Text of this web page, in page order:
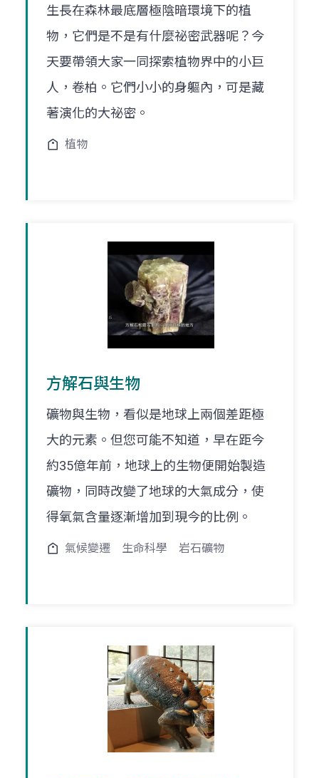
生長在森林最底層極陰暗環境下的植
物，它們是不是有什麼祕密武器呢？今
天要帶領大家一同探索植物界中的小巨
人，卷柏。它們小小的身軀內，可是藏
著演化的大祕密。
植物
方解石與生物
礦物與生物，看似是地球上兩個差距極
大的元素。但您可能不知道，早在距今
約35億年前，地球上的生物便開始製造
礦物，同時改變了地球的大氣成分，使
得氧氣含量逐漸增加到現今的比例。
氣候變遷 生命科學 岩石礦物